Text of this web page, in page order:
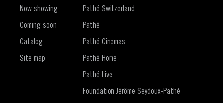
Now showing
Coming soon
Catalog
Site map
Pathé Switzerland
Pathé
Pathé Cinemas
Pathé Home
Pathé Live
Foundation Jérôme Seydoux-Pathé